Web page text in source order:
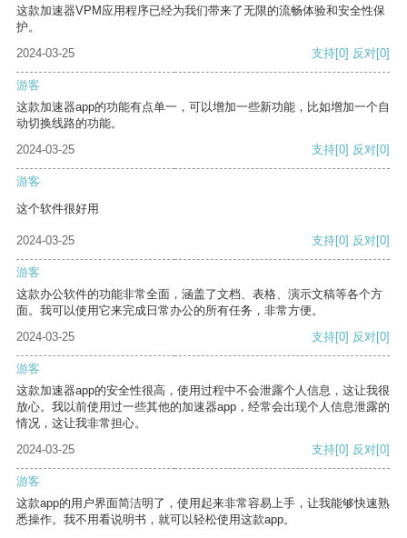
这款加速器VPM应用程序已经为我们带来了无限的流畅体验和安全性保
护。
2024-03-25
支持[0] 反对[0]
游客
这款加速器app的功能有点单一，可以增加一些新功能，比如增加一个自
动切换线路的功能。
2024-03-25
支持[0] 反对[0]
游客
这个软件很好用
2024-03-25 支持[0] 反对[0]
游客
这款办公软件的功能非常全面，涵盖了文档、表格、演示文稿等各个方
面。我可以使用它来完成日常办公的所有任务，非常方便。
2024-03-25
支持[0] 反对[0]
游客
这款加速器app的安全性很高，使用过程中不会泄露个人信息，这让我很
放心。我以前使用过一些其他的加速器app，经常会出现个人信息泄露的
情况，这让我非常担心。
2024-03-25
支持[0] 反对[0]
游客
这款app的用户界面简洁明了，使用起来非常容易上手，让我能够快速熟
悉操作。我不用看说明书，就可以轻松使用这款app。